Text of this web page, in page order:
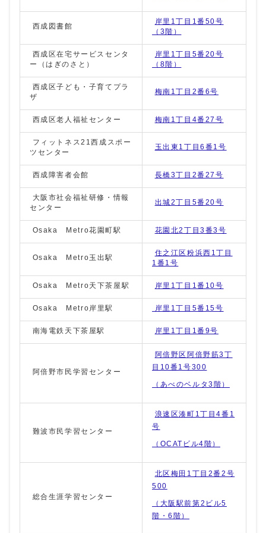
西成図書館
岸里1丁目1番50号
（3階）
西成区在宅サービスセンタ
ー（はぎのさと）
岸里1丁目5番20号
（8階）
西成区子ども・子育てプラ
ザ
梅南1丁目2番6号
西成区老人福祉センター 梅南1丁目4番27号
フィットネス21西成スポー
ツセンター
玉出東1丁目6番1号
西成障害者会館 長橋3丁目2番27号
大阪市社会福祉研修・情報
センター
出城2丁目5番20号
Osaka Metro花園町駅 花園北2丁目3番3号
Osaka Metro玉出駅
住之江区粉浜西1丁目
1番1号
Osaka Metro天下茶屋駅 岸里1丁目1番10号
Osaka Metro岸里駅 岸里1丁目5番15号
南海電鉄天下茶屋駅 岸里1丁目1番9号
阿倍野市民学習センター
阿倍野区阿倍野筋3丁
目10番1号300
（あべのベルタ3階）
難波市民学習センター
浪速区湊町1丁目4番1
号
（OCATビル4階）
総合生涯学習センター
北区梅田1丁目2番2号
500
（大阪駅前第2ビル5
階・6階）